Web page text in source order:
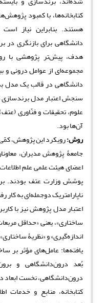
کتابخانه‌ها، با کمبود
هستند. بنابراین نیاز
دانشگاهی برای بازنگری
هدف، پیش‌تر پژوهشی با
مجموعه‌ای از عوامل درونی و
دانشگاهی در قالب یک
سنجش اعتبار مدل برندسازی
علوم، تحقیقات و فنّاوری
آن‌ها بود.
روش:رویکرد این پژوهش،
جامعۀ پژوهش مدیران،
اعضای هیئت علمی علم
پوشش وزارت عتف بودند.
ناپارامتریک دوجمله‏‌ای به
اعتبار مدل پژوهش نیز با
ساختاری»، یعنی «حداقل
اندازه‌گیری» و «نظریۀ
یافته‌ها: عامل‌های مؤثر بر
بُعد درون‌دانشگاهی و
درون‌دانشگاهی، نخست ابعاد
کتابخانه، منابع و خدمات